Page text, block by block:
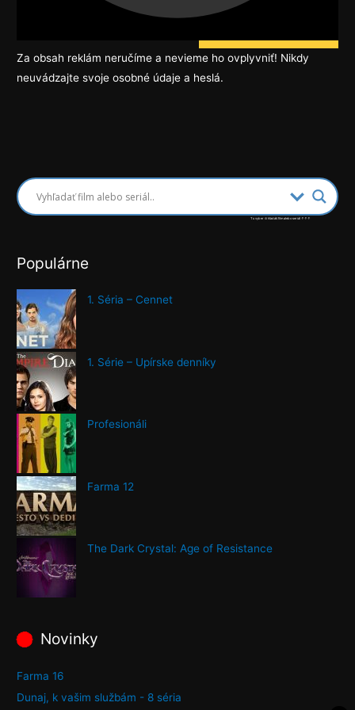
Za obsah reklám neručíme a nevieme ho ovplyvniť! Nikdy
neuvádzajte svoje osobné údaje a heslá.
článku
Tu vyber či hľadáš film alebo seriál ↑↑↑
Populárne
1. Séria – Cennet
1. Série – Upírske denníky
Profesionáli
Farma 12
The Dark Crystal: Age of Resistance
Novinky
Farma 16
Dunaj, k vašim službám - 8 séria